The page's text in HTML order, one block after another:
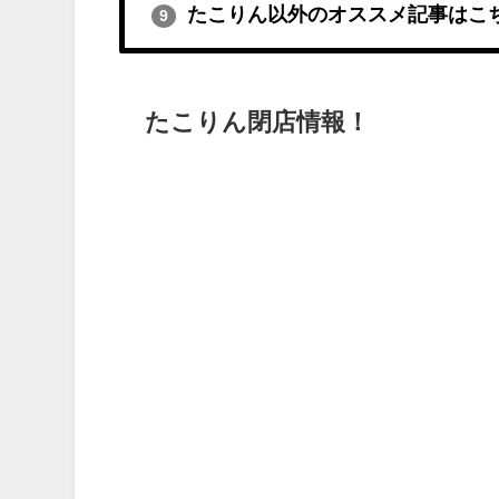
9 たこりん以外のオススメ記事はこ
たこりん閉店情報！